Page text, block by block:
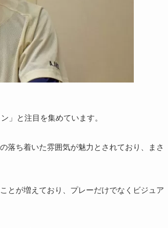
」と注目を集めています。
落ち着いた雰囲気が魅力とされており、まさ
とが増えており、プレーだけでなくビジュア